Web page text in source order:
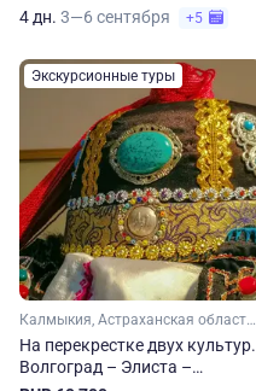
4 дн. 3—6 сентября +5
Экскурсионные туры
Калмыкия, Астраханская область, Волгоградская область
На перекрестке двух культур.
Волгоград – Элиста –